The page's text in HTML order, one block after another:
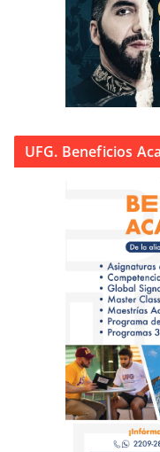
UFG. Beneficios